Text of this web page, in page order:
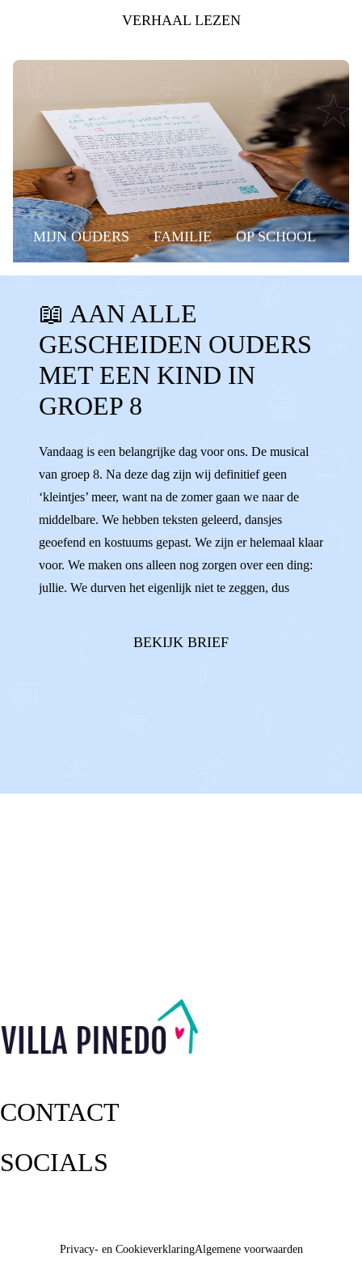
VERHAAL LEZEN
MIJN OUDERS FAMILIE OP SCHOOL
BELANGRIJKE MOMENTEN GROEP 8
MUSICAL EINDMUSICAL
GROEP 8 MUSICAL RAPPORT
MIDDELBARE BASISSCHOOL
LAGERE SCHOOL
OMA'S NAAST ELKAAR
📖 AAN ALLE
GESCHEIDEN OUDERS
MET EEN KIND IN
GROEP 8
Vandaag is een belangrijke dag voor ons. De musical
van groep 8. Na deze dag zijn wij definitief geen
‘kleintjes’ meer, want na de zomer gaan we naar de
middelbare. We hebben teksten geleerd, dansjes
geoefend en kostuums gepast. We zijn er helemaal klaar
voor. We maken ons alleen nog zorgen over een ding:
jullie. We durven het eigenlijk niet te zeggen, dus
BEKIJK BRIEF
CONTACT
SOCIALS
Privacy- en CookieverklaringAlgemene voorwaarden